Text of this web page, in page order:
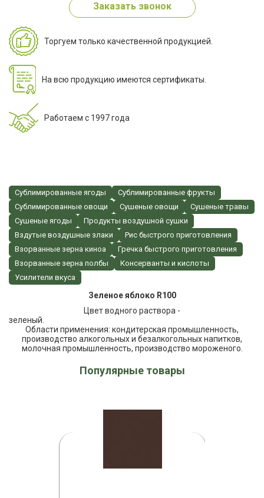
Заказать звонок
Торгуем только качественной продукцией.
На всю продукцию имеются сертификаты.
Работаем с 1997 года
Сублимированные ягоды
Сублимированные фрукты
Сублимированные овощи
Сушеные овощи
Сушеные травы
Сушеные ягоды
Продукты воздушной сушки
Вздутые воздушные злаки
Рис быстрого приготовления
Взорванные зерна киноа
Гречка быстрого приготовления
Взорванные зерна полбы
Консерванты и кислоты
Усилители вкуса
Зеленое яблоко R100
Цвет водного раствора -
Области применения: кондитерская промышленность,
производство алкогольных и безалкогольных напитков,
молочная промышленность, производство мороженого.
Популярные товары